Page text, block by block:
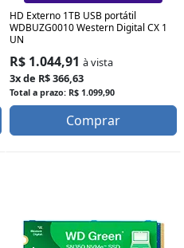
HD Externo 1TB USB portátil
WDBUZG0010 Western Digital CX 1
UN
R$ 1.044,91 à vista
3x de R$ 366,63
Total a prazo: R$ 1.099,90
Comprar